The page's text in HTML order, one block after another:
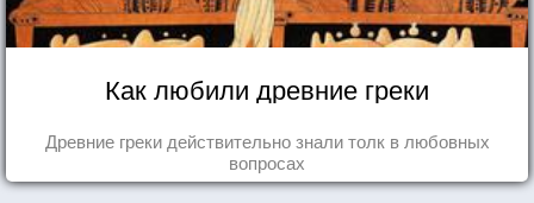
Как любили древние греки
Древние греки действительно знали толк в любовных
вопросах